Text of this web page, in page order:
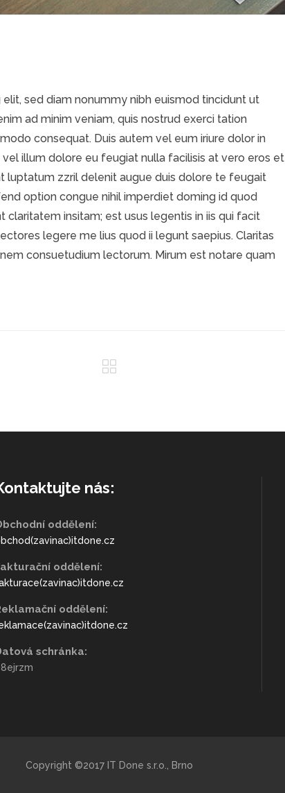
sed diam nonummy nibh euismod tincidunt ut
ad minim veniam, quis nostrud exerci tation
consequat. Duis autem vel eum iriure dolor in
illum dolore eu feugiat nulla facilisis at vero eros et
luptatum zzril delenit augue duis dolore te feugait
option congue nihil imperdiet doming id quod
insitam; est usus legentis in iis qui facit
legere me lius quod ii legunt saepius. Claritas
consuetudium lectorum. Mirum est notare quam
nás:
oddělení:
oddělení:
oddělení:
schránka:
Copyright ©2017 IT Done s.r.o., Brno